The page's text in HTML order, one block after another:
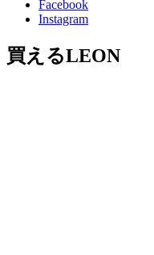
Facebook
Instagram
買えるLEON